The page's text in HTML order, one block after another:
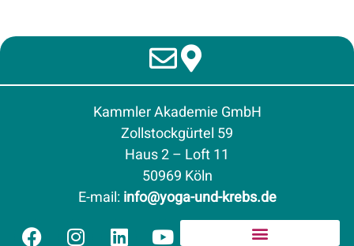
Kammler Akademie GmbH
Zollstockgürtel 59
Haus 2 – Loft 11
50969 Köln
E-mail:info@yoga-und-krebs.de